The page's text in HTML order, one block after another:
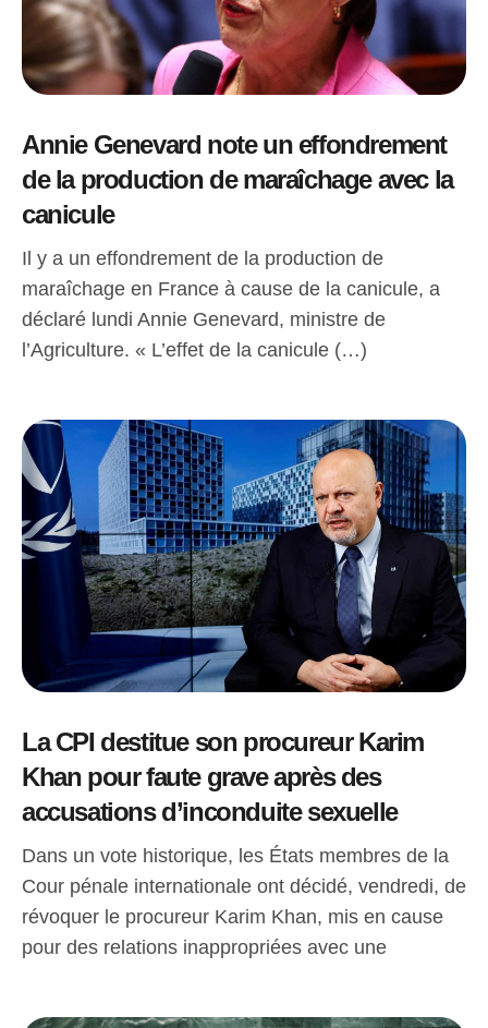
Annie Genevard note un effondrement
de la production de maraîchage avec la
canicule
Il y a un effondrement de la production de
maraîchage en France à cause de la canicule, a
déclaré lundi Annie Genevard, ministre de
l’Agriculture. « L’effet de la canicule (…)
La CPI destitue son procureur Karim
Khan pour faute grave après des
accusations d’inconduite sexuelle
Dans un vote historique, les États membres de la
Cour pénale internationale ont décidé, vendredi, de
révoquer le procureur Karim Khan, mis en cause
pour des relations inappropriées avec une